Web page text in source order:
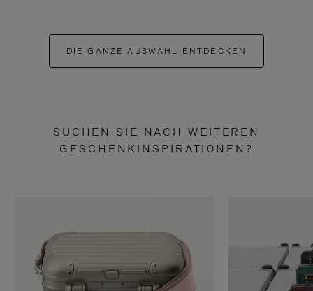
DIE GANZE AUSWAHL ENTDECKEN
SUCHEN SIE NACH WEITEREN
GESCHENKINSPIRATIONEN?